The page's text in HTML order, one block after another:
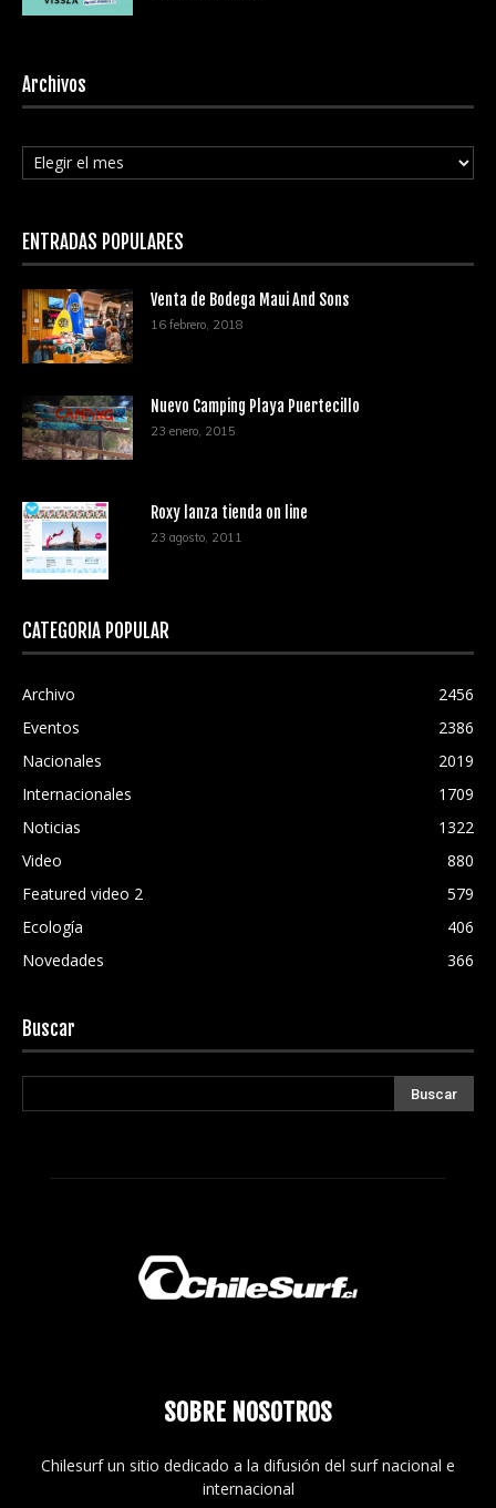
Archivos
Archivos
ENTRADAS POPULARES
Venta de Bodega Maui And Sons
16 febrero, 2018
Nuevo Camping Playa Puertecillo
23 enero, 2015
Roxy lanza tienda on line
23 agosto, 2011
CATEGORÍA POPULAR
Archivo
2456
Eventos
2386
Nacionales
2019
Internacionales
1709
Noticias
1322
Video
880
Featured video 2
579
Ecología
406
Novedades
366
Buscar
SOBRE NOSOTROS
Chilesurf un sitio dedicado a la difusión del surf nacional e
internacional